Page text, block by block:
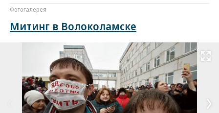
Фотогалерея
Митинг в Волоколамске
Развернуть